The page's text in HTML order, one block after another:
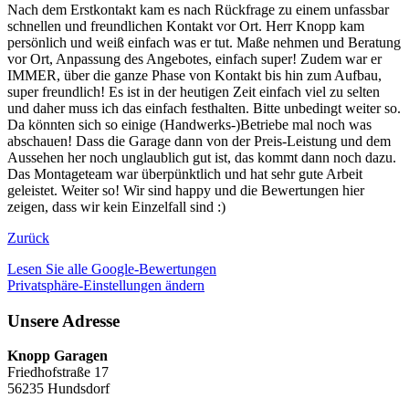
Nach dem Erstkontakt kam es nach Rückfrage zu einem unfassbar
schnellen und freundlichen Kontakt vor Ort. Herr Knopp kam
persönlich und weiß einfach was er tut. Maße nehmen und Beratung
vor Ort, Anpassung des Angebotes, einfach super! Zudem war er
IMMER, über die ganze Phase von Kontakt bis hin zum Aufbau,
super freundlich! Es ist in der heutigen Zeit einfach viel zu selten
und daher muss ich das einfach festhalten. Bitte unbedingt weiter so.
Da könnten sich so einige (Handwerks-)Betriebe mal noch was
abschauen! Dass die Garage dann von der Preis-Leistung und dem
Aussehen her noch unglaublich gut ist, das kommt dann noch dazu.
Das Montageteam war überpünktlich und hat sehr gute Arbeit
geleistet. Weiter so! Wir sind happy und die Bewertungen hier
zeigen, dass wir kein Einzelfall sind :)
Zurück
Lesen Sie alle Google-Bewertungen
Privatsphäre-Einstellungen ändern
Unsere Adresse
Knopp Garagen
Friedhofstraße 17
56235 Hundsdorf